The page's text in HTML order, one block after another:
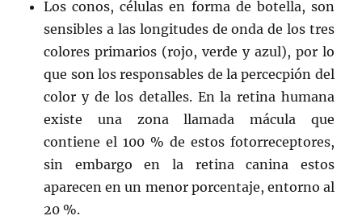
Los conos, células en forma de botella, son
sensibles a las longitudes de onda de los tres
colores primarios (rojo, verde y azul), por lo
que son los responsables de la percecpión del
color y de los detalles. En la retina humana
existe una zona llamada mácula que
contiene el 100 % de estos fotorreceptores,
sin embargo en la retina canina estos
aparecen en un menor porcentaje, entorno al
20 %.